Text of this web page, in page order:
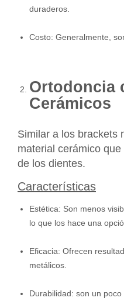
duraderos.
Costo: Generalmente,
Ortodoncia
Cerámicos
Similar a los brackets
material cerámico
de los dientes.
Características
Estética: Son menos
lo que los hace una
Eficacia: Ofrecen
metálicos.
Durabilidad: son un